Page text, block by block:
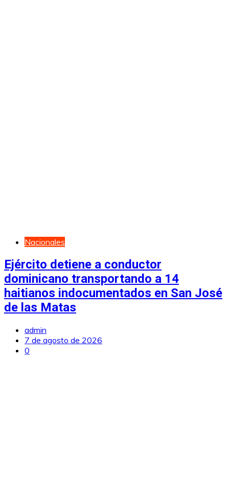
Nacionales
Ejército detiene a conductor
dominicano transportando a 14
haitianos indocumentados en San José
de las Matas
admin
7 de agosto de 2026
0